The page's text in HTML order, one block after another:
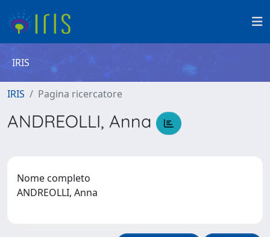
IRIS
IRIS Pagina ricercatore
ANDREOLLI, Anna
Nome completo
ANDREOLLI, Anna